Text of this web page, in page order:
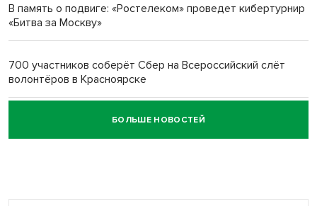
В память о подвиге: «Ростелеком» проведет кибертурнир
«Битва за Москву»
700 участников соберёт Сбер на Всероссийский слёт
волонтёров в Красноярске
Честный выбор: видеонаблюдение обеспечит
объективность результатов ЕДГ в Новосибирской
БОЛЬШЕ НОВОСТЕЙ